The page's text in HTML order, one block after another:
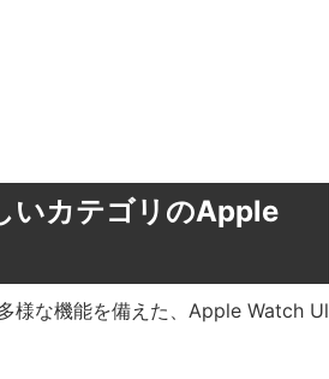
いカテゴリのApple
様な機能を備えた、Apple Watch Ul